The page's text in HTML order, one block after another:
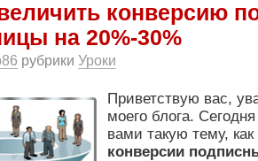
конверсию
на 20%-30%
рубрики Уроки
Приветствую вас,
моего блога.
вами такую тему,
конверсии